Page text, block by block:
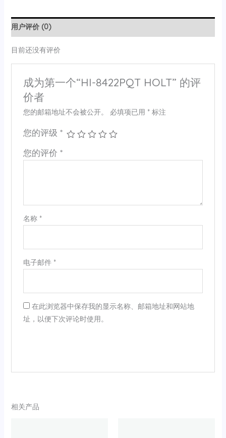
用户评价 (0)
目前还没有评价
成为第一个“HI-8422PQT HOLT” 的评
价者
您的邮箱地址不会被公开。 必填项已用 *标注
您的评级 *
您的评价 *
名称 *
电子邮件 *
在此浏览器中保存我的显示名称、邮箱地址和网站地
址，以便下次评论时使用。
相关产品